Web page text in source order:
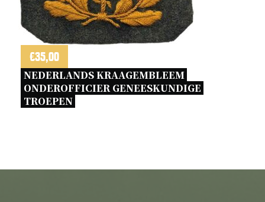
€35,00
NEDERLANDS KRAAGEMBLEEM
ONDEROFFICIER GENEESKUNDIGE
TROEPEN